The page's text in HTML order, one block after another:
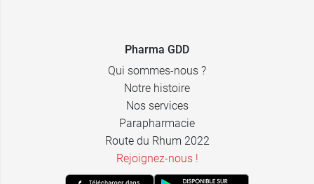
Pharma GDD
Qui sommes-nous ?
Notre histoire
Nos services
Parapharmacie
Route du Rhum 2022
Rejoignez-nous !